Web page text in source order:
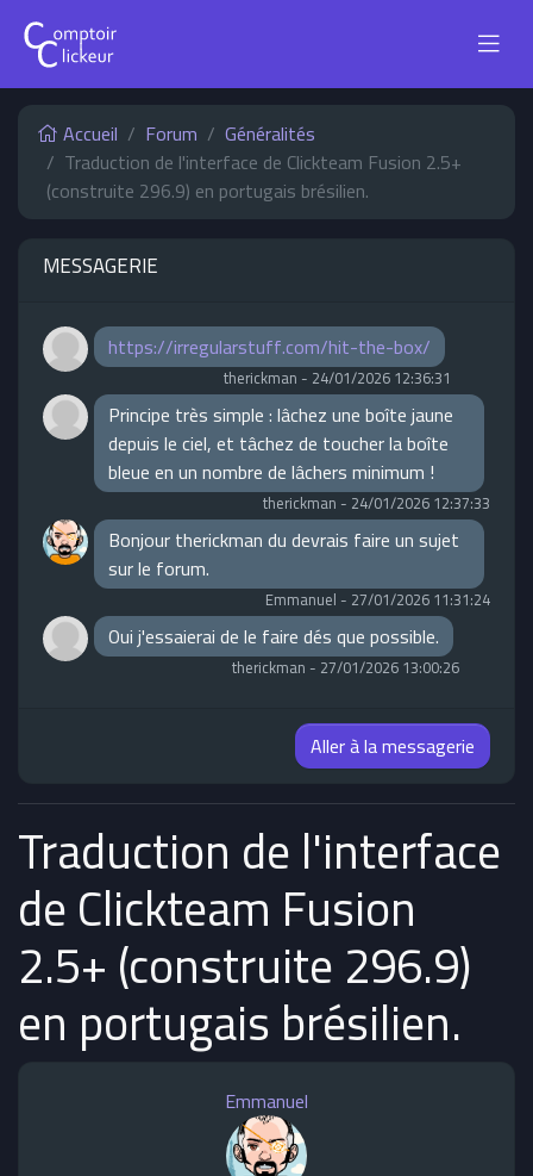
Accueil Forum
Généralités
Traduction de l'interface de Clickteam Fusion 2.5+
(construite 296.9) en portugais brésilien.
MESSAGERIE
https://irregularstuff.com/hit-the-box/
therickman - 24/01/2026 12:36:31
Principe très simple : lâchez une boîte jaune
depuis le ciel, et tâchez de toucher la boîte
bleue en un nombre de lâchers minimum !
therickman - 24/01/2026 12:37:33
Bonjour therickman du devrais faire un sujet
sur le forum.
Emmanuel - 27/01/2026 11:31:24
Oui j'essaierai de le faire dés que possible.
therickman - 27/01/2026 13:00:26
Aller à la messagerie
Traduction de l'interface
de Clickteam Fusion
2.5+ (construite 296.9)
en portugais brésilien.
Emmanuel